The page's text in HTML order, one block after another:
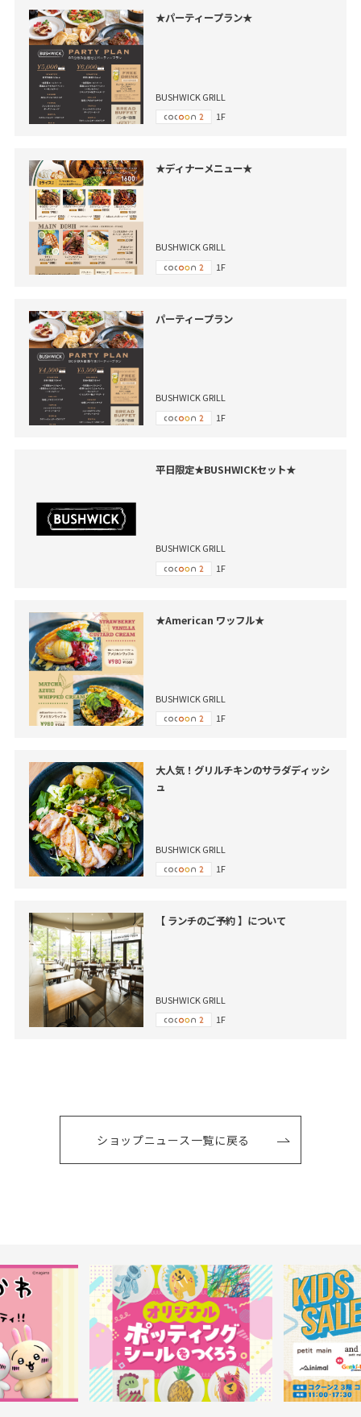
★パーティープラン★
BUSHWICK GRILL
1F
★ディナーメニュー★
BUSHWICK GRILL
1F
パーティープラン
BUSHWICK GRILL
1F
平日限定★BUSHWICKセット★
BUSHWICK GRILL
1F
★American ワッフル★
BUSHWICK GRILL
1F
大人気！グリルチキンのサラダディッシ
ュ
BUSHWICK GRILL
1F
【 ランチのご予約 】について
BUSHWICK GRILL
1F
ショップニュース一覧に戻る